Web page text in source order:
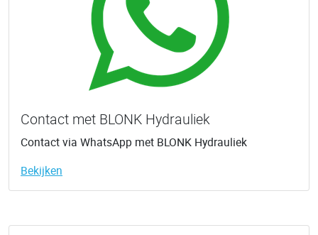
Contact met BLONK Hydrauliek
Contact via WhatsApp met BLONK Hydrauliek
Bekijken